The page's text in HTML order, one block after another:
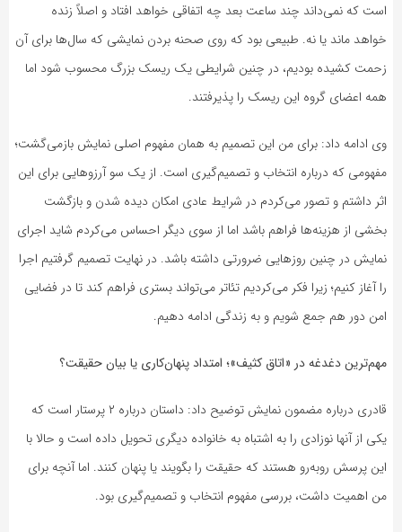
است که نمی‌داند چند ساعت بعد چه اتفاقی خواهد افتاد و اصلاً زنده
خواهد ماند یا نه. طبیعی بود که روی صحنه بردن نمایشی که سال‌ها برای آن
زحمت کشیده بودیم، در چنین شرایطی یک ریسک بزرگ محسوب شود اما
همه اعضای گروه این ریسک را پذیرفتند.
وی ادامه داد: برای من این تصمیم به همان مفهوم اصلی نمایش بازمی‌گشت؛
مفهومی که درباره انتخاب و تصمیم‌گیری است. از یک سو آرزوهایی برای این
اثر داشتم و تصور می‌کردم در شرایط عادی امکان دیده شدن و بازگشت
بخشی از هزینه‌ها فراهم باشد اما از سوی دیگر احساس می‌کردم شاید اجرای
نمایش در چنین روزهایی ضرورتی داشته باشد. در نهایت تصمیم گرفتیم اجرا
را آغاز کنیم؛ زیرا فکر می‌کردیم تئاتر می‌تواند بستری فراهم کند تا در فضایی
امن دور هم جمع شویم و به زندگی ادامه دهیم.
مهم‌ترین دغدغه در «اتاق کثیف»؛ امتداد پنهان‌کاری یا بیان حقیقت؟
قادری درباره مضمون نمایش توضیح داد: داستان درباره ۲ پرستار است که
یکی از آنها نوزادی را به اشتباه به خانواده دیگری تحویل داده است و حالا با
این پرسش روبه‌رو هستند که حقیقت را بگویند یا پنهان کنند. اما آنچه برای
من اهمیت داشت، بررسی مفهوم انتخاب و تصمیم‌گیری بود.